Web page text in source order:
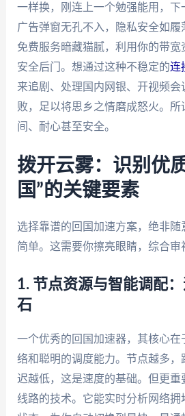
一样换，刚连上一个勉强能用，下
广告弹窗无孔不入，隐私安全如
免费服务暗藏猫腻，利用你的带宽
安全后门。想通过这种不稳定的连
来追剧、处理国内网银、开视频会
败，足以将思乡之情磨成怒火。所
间、耐心甚至安全。
拨开云雾：识别优
国”的关键要素
选择靠谱的回国加速方案，绝非随
简单。这需要你擦亮眼睛，综合审
1. 节点资源与智能调配
石
一个优秀的回国加速器，其核心在
络和聪明的调度能力。节点越多，
迟越低，这是速度的基础。但更重
线路的技术。它能实时分析网络